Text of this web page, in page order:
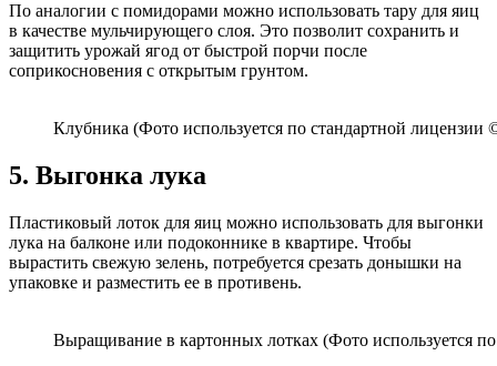
По аналогии с помидорами можно использовать тару для яиц
в качестве мульчирующего слоя. Это позволит сохранить и
защитить урожай ягод от быстрой порчи после
соприкосновения с открытым грунтом.
Клубника (Фото используется по стандартной лицензии
5. Выгонка лука
Пластиковый лоток для яиц можно использовать для выгонки
лука на балконе или подоконнике в квартире. Чтобы
вырастить свежую зелень, потребуется срезать донышки на
упаковке и разместить ее в противень.
Выращивание в картонных лотках (Фото используется